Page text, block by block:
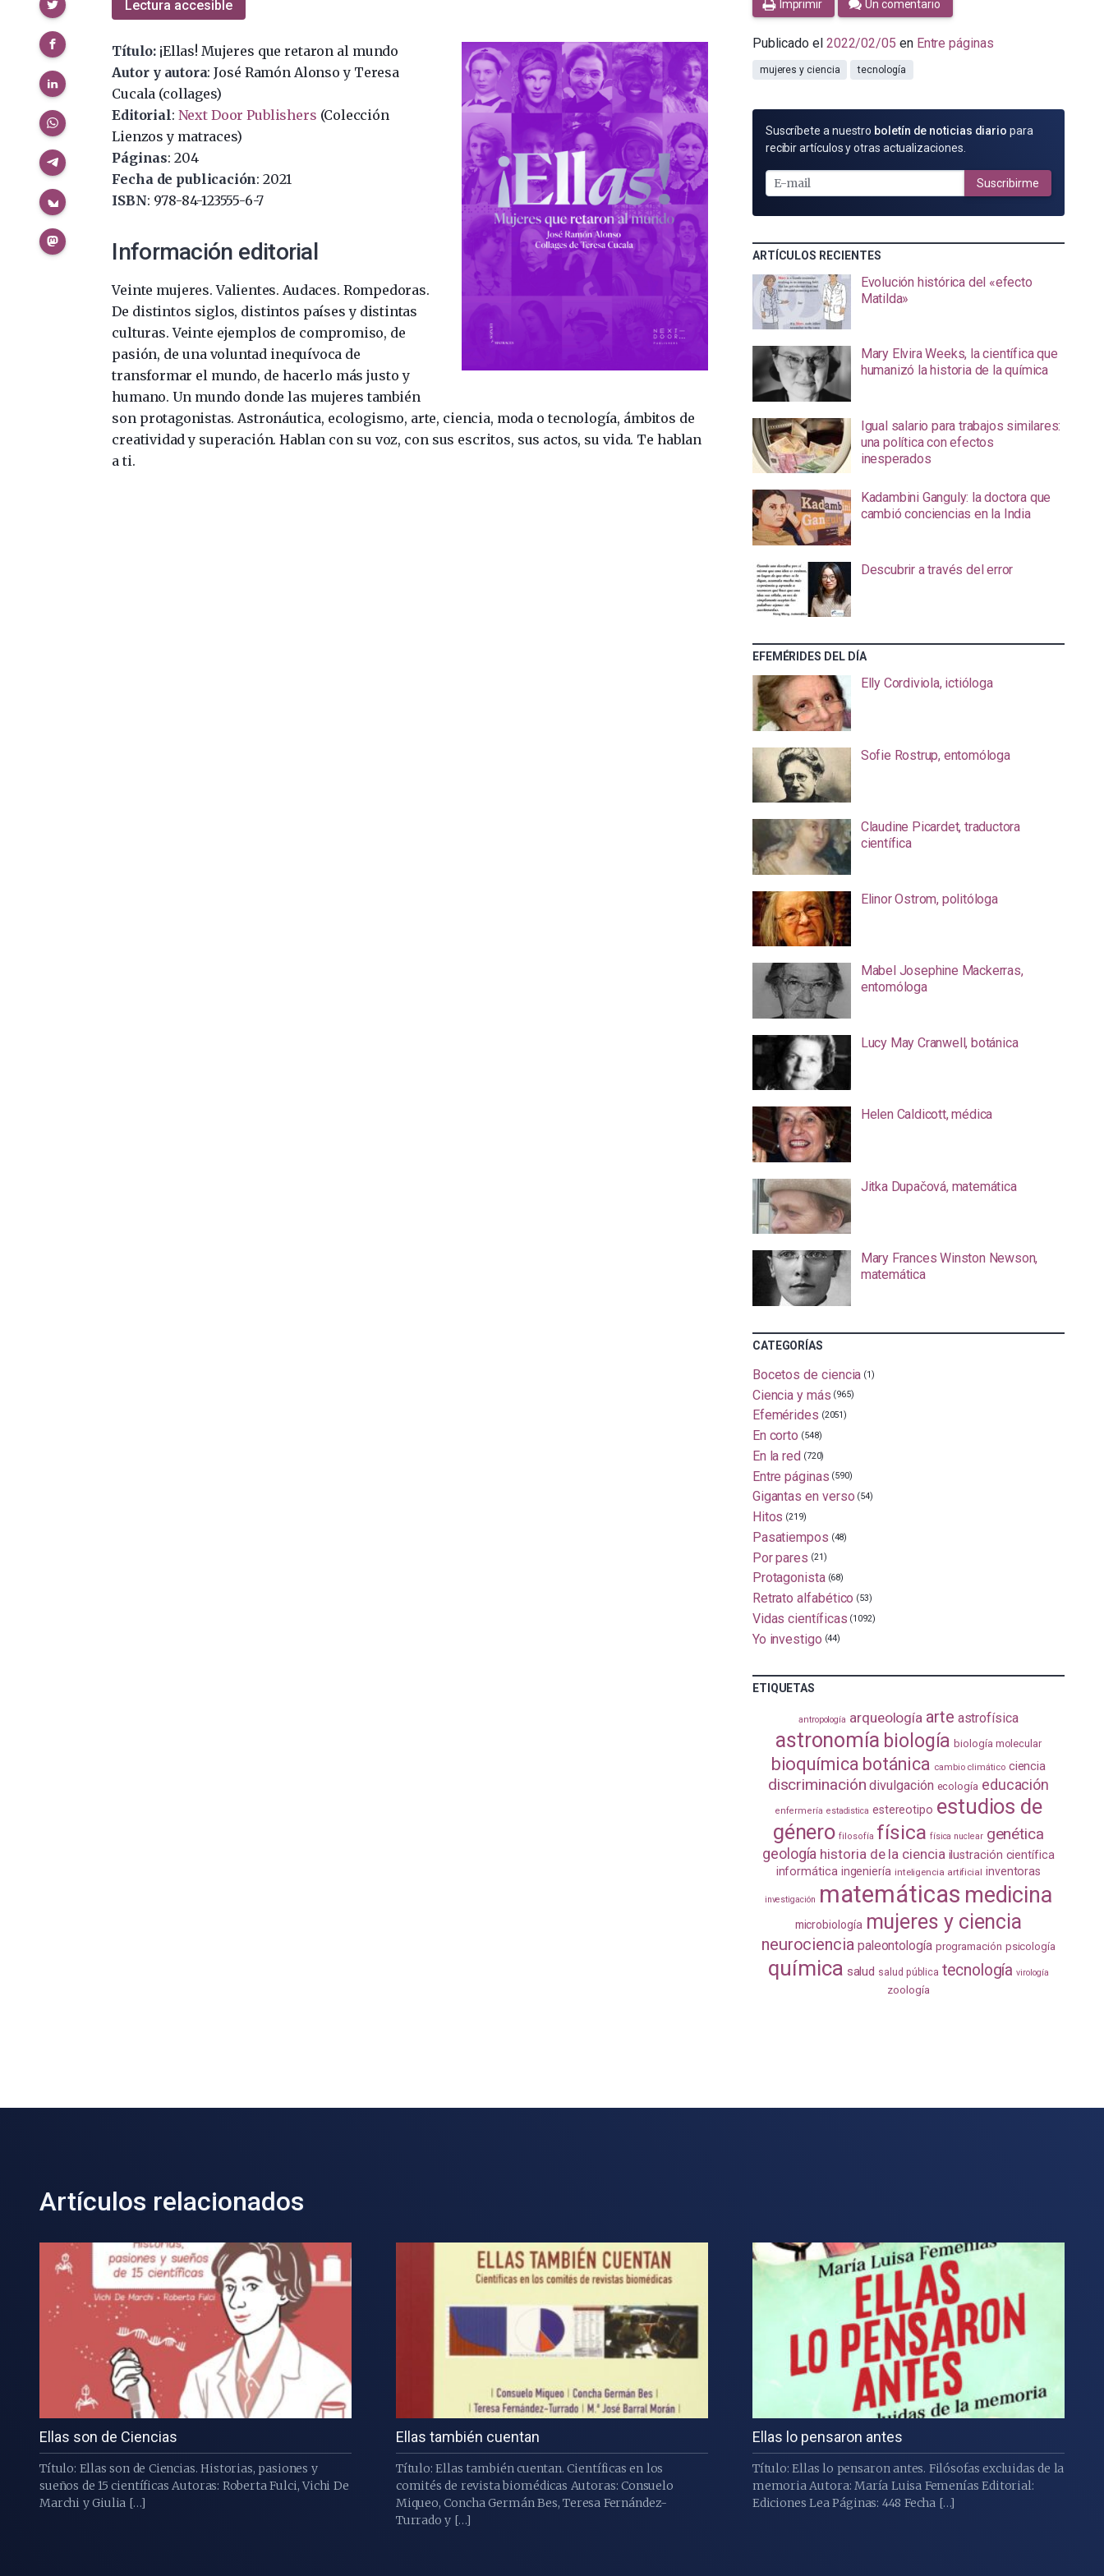
Lectura accesible
Título:¡Ellas! Mujeres que retaron al mundo
Autor y autora: José Ramón Alonso y Teresa
Cucala (collages)
Editorial: Next Door Publishers (Colección
Lienzos y matraces)
Páginas: 204
Fecha de publicación: 2021
ISBN: 978-84-123555-6-7
Información editorial
Veinte mujeres. Valientes. Audaces. Rompedoras.
De distintos siglos, distintos países y distintas
culturas. Veinte ejemplos de compromiso, de
pasión, de una voluntad inequívoca de
transformar el mundo, de hacerlo más justo y
humano. Un mundo donde las mujeres también
son protagonistas. Astronáutica, ecologismo, arte, ciencia, moda o tecnología, ámbitos de
creatividad y superación. Hablan con su voz, con sus escritos, sus actos, su vida. Te hablan
a ti.
Imprimir Un comentario
Publicado el 2022/02/05 en Entre páginas
mujeres y ciencia tecnología
SUSCRÍBETE
POR
MAIL
Suscríbete a nuestro boletín de noticias diario para
recibir artículos y otras actualizaciones.
Suscribirme
ARTÍCULOS RECIENTES
Evolución histórica del «efecto
Matilda»
Mary Elvira Weeks, la científica que
humanizó la historia de la química
Igual salario para trabajos similares:
una política con efectos
inesperados
Kadambini Ganguly: la doctora que
cambió conciencias en la India
Descubrir a través del error
EFEMÉRIDES DEL DÍA
Elly Cordiviola, ictióloga
Sofie Rostrup, entomóloga
Claudine Picardet, traductora
científica
Elinor Ostrom, politóloga
Mabel Josephine Mackerras,
entomóloga
Lucy May Cranwell, botánica
Helen Caldicott, médica
Jitka Dupačová, matemática
Mary Frances Winston Newson,
matemática
CATEGORÍAS
Bocetos de ciencia (1)
Ciencia y más (965)
Efemérides (2051)
En corto (548)
En la red (720)
Entre páginas (590)
Gigantas en verso (54)
Hitos (219)
Pasatiempos (48)
Por pares (21)
Protagonista (68)
Retrato alfabético (53)
Vidas científicas (1092)
Yo investigo (44)
ETIQUETAS
antropología arqueología arte astrofísica
astronomía biología biología molecular
bioquímica botánica cambio climático ciencia
discriminación divulgación ecología educación
enfermería estadistica estereotipo estudios de
género filosofía física física nuclear genética
geología historia de la ciencia ilustración científica
informática ingeniería inteligencia artificial inventoras
investigación matemáticas medicina
microbiología mujeres y ciencia
neurociencia paleontología programación psicología
química salud salud pública tecnología virología
zoología
Artículos relacionados
Ellas son de Ciencias
Título: Ellas son de Ciencias. Historias, pasiones y
sueños de 15 científicas Autoras: Roberta Fulci, Vichi De
Marchi y Giulia […]
Ellas también cuentan
Título: Ellas también cuentan. Científicas en los
comités de revista biomédicas Autoras: Consuelo
Miqueo, Concha Germán Bes, Teresa Fernández-
Turrado y […]
Ellas lo pensaron antes
Título: Ellas lo pensaron antes. Filósofas excluidas de la
memoria Autora: María Luisa Femenías Editorial:
Ediciones Lea Páginas: 448 Fecha […]